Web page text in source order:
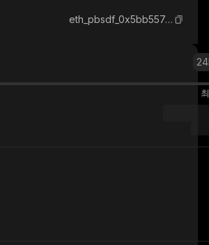
eth_pbsdf_0x5bb557ccd6d78b22eee41fc6de1f3e7d8a564ad5